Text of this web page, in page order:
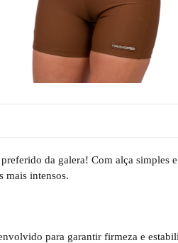
da galera! Com alça simples
mais intensos.
para garantir firmeza e